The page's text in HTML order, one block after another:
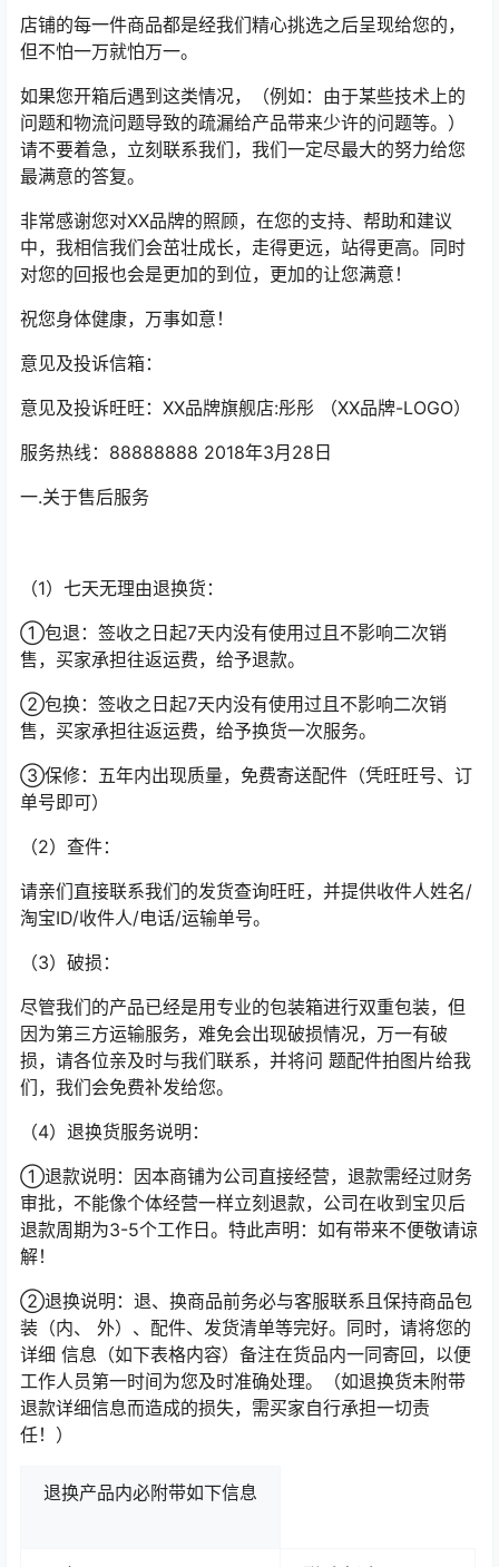
店铺的每一件商品都是经我们精心挑选之后呈现给您的，
但不怕一万就怕万一。
如果您开箱后遇到这类情况，（例如：由于某些技术上的
问题和物流问题导致的疏漏给产品带来少许的问题等。）
请不要着急，立刻联系我们，我们一定尽最大的努力给您
最满意的答复。
非常感谢您对XX品牌的照顾，在您的支持、帮助和建议
中，我相信我们会茁壮成长，走得更远，站得更高。同时
对您的回报也会是更加的到位，更加的让您满意！
祝您身体健康，万事如意！
意见及投诉信箱：
意见及投诉旺旺：XX品牌旗舰店:彤彤 （XX品牌-LOGO）
服务热线：88888888 2018年3月28日
一.关于售后服务
（1）七天无理由退换货：
①包退：签收之日起7天内没有使用过且不影响二次销
售，买家承担往返运费，给予退款。
②包换：签收之日起7天内没有使用过且不影响二次销
售，买家承担往返运费，给予换货一次服务。
③保修：五年内出现质量，免费寄送配件（凭旺旺号、订
单号即可）
（2）查件：
请亲们直接联系我们的发货查询旺旺，并提供收件人姓名/
淘宝ID/收件人/电话/运输单号。
（3）破损：
尽管我们的产品已经是用专业的包装箱进行双重包装，但
因为第三方运输服务，难免会出现破损情况，万一有破
损，请各位亲及时与我们联系，并将问 题配件拍图片给我
们，我们会免费补发给您。
（4）退换货服务说明：
①退款说明：因本商铺为公司直接经营，退款需经过财务
审批，不能像个体经营一样立刻退款，公司在收到宝贝后
退款周期为3-5个工作日。特此声明：如有带来不便敬请谅
解！
②退换说明：退、换商品前务必与客服联系且保持商品包
装（内、 外）、配件、发货清单等完好。同时，请将您的
详细 信息（如下表格内容）备注在货品内一同寄回，以便
工作人员第一时间为您及时准确处理。（如退换货未附带
退款详细信息而造成的损失，需买家自行承担一切责
任！）
退换产品内必附带如下信息